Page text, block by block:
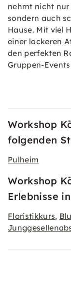
nehmt nicht
sondern auch
Hause. Mit viel
einer lockeren
den perfekten
Gruppen-
Workshop
folgenden
Pulheim
Workshop
Erlebnisse
Floristikkurs,